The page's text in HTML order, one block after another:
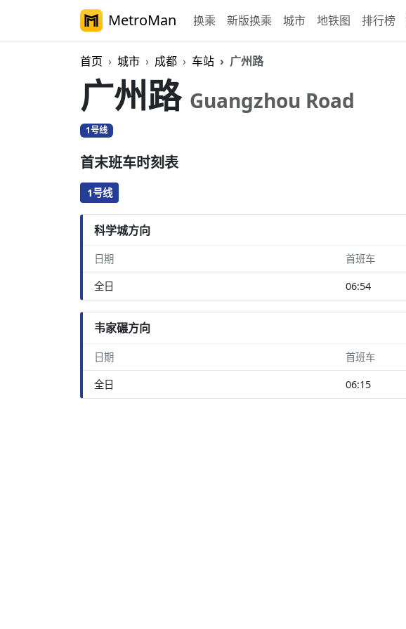
MetroMan 换乘 新版换乘 城市 地铁图 排行榜
首页 城市 成都 车站 广州路
广州路 Guangzhou Road
1号线
首末班车时刻表
1号线
科学城方向
日期 首班车
全日 06:54
韦家碾方向
日期 首班车
全日 06:15